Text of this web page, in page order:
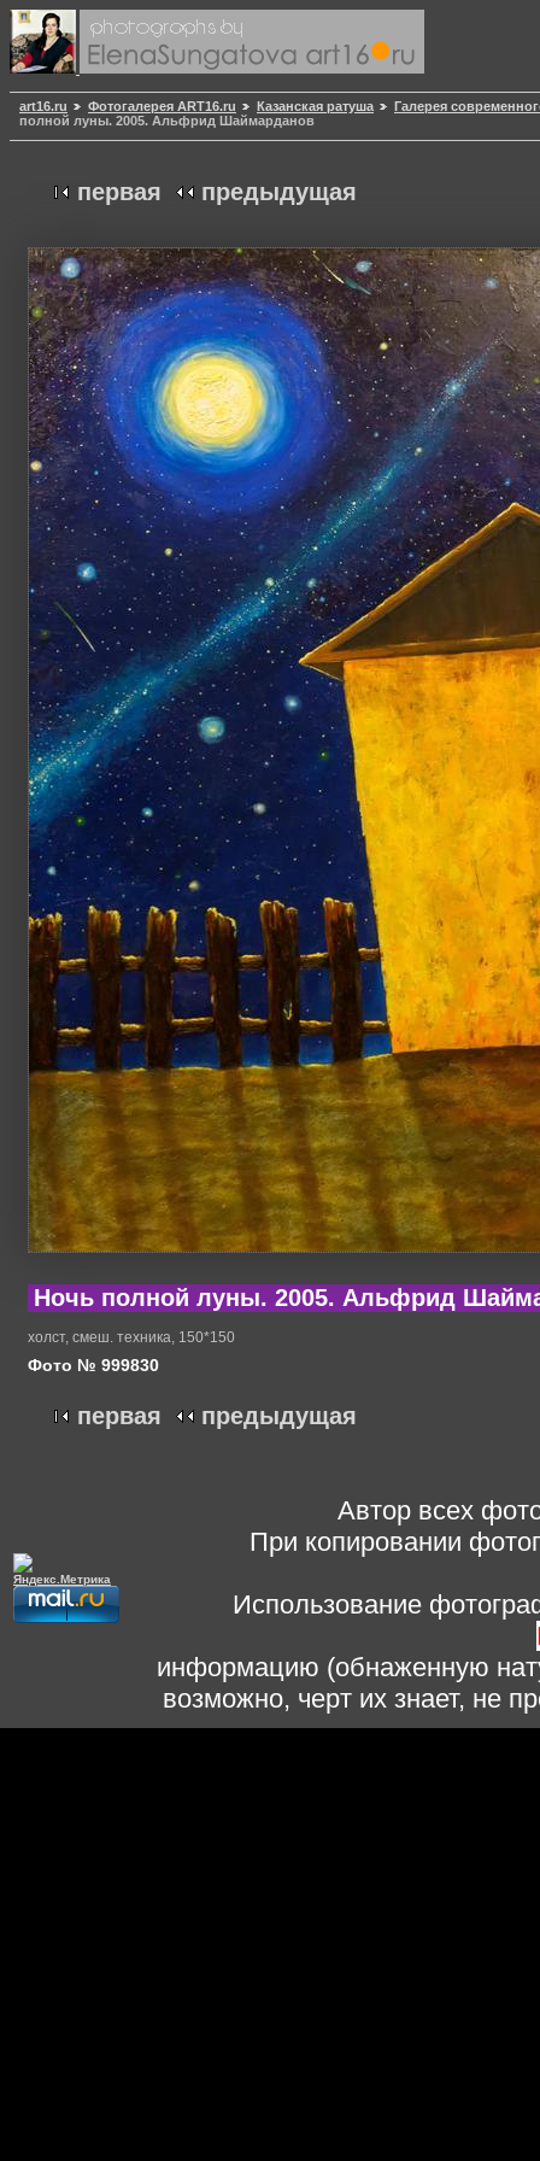
art16.ru Фотогалерея ART16.ru Казанская ратуша
Галерея
полной луны. 2005. Альфрид Шаймарданов
первая предыдущая
Ночь полной луны. 2005. Альфрид
холст, смеш. техника, 150*150
Фото № 999830
первая предыдущая
Автор всех
При копировании
Использование
информацию (обнаженную
возможно, черт их знает, не